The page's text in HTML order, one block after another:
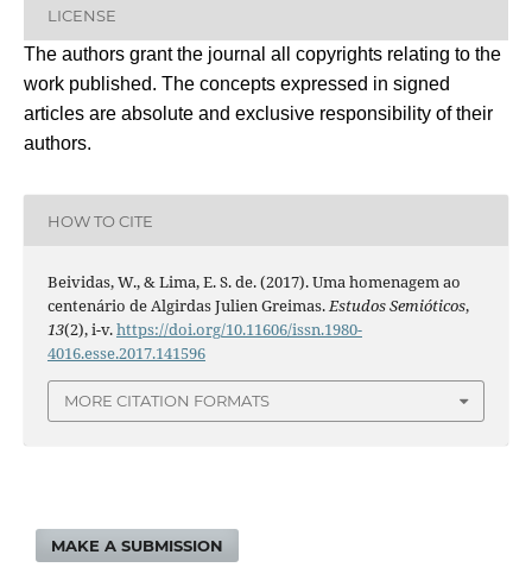
LICENSE
The authors grant the journal all copyrights relating to the
work published. The concepts expressed in signed
articles are absolute and exclusive responsibility of their
authors.
HOW TO CITE
Beividas, W., & Lima, E. S. de. (2017). Uma homenagem ao
centenário de Algirdas Julien Greimas.Estudos Semióticos,
13(2), i-v.https://doi.org/10.11606/issn.1980-
4016.esse.2017.141596
MORE CITATION FORMATS
MAKE A SUBMISSION